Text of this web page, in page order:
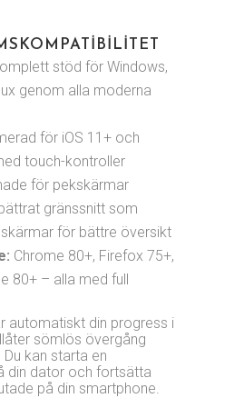
stöd för Windows,
genom alla moderna
för iOS 11+ och
touch-kontroller
för pekskärmar
gränssnitt som
för bättre översikt
Chrome 80+, Firefox 75+,
80+ – alla med full
automatiskt din progress i
sömlös övergång
kan starta en
din dator och fortsätta
på din smartphone.